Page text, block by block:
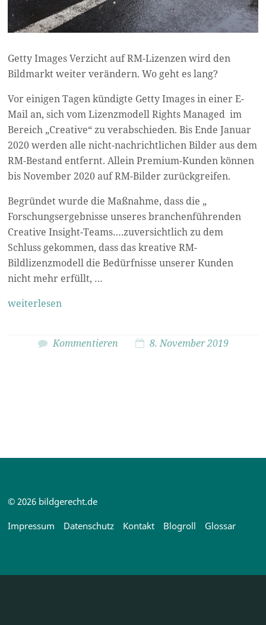
Getty Images Verzicht auf RM-Lizenzen wird den
Bildmarkt weiter verändern. Wo geht es lang?
Vor einigen Tagen kündigte Getty Images in einer E-
Mail an, sich vom Lizenzmodell Rights Managed im
Bereich „Creative“ zu verabschieden. Bis Ende Januar
2020 werden alle nicht-nachrichtlichen Bilder aus dem
RM-Bestand entfernt. Allein Premium-Kunden können
bis November 2020 auf RM-Bilder zurückgreifen.
Begründet wurde die Maßnahme, dass die „
Forschungsergebnisse unseres branchenführenden
Creative Insight-Teams….zuversichtlich zu dem
Schluss gekommen, dass das kreative RM-
Bildlizenzmodell die Bedürfnisse unserer Kunden
nicht mehr erfüllt, …
weiterlesen
Kommentieren 8. November 2019
© 2026 bildgerecht.de
Impressum Datenschutz Kontakt Blogroll Glossar